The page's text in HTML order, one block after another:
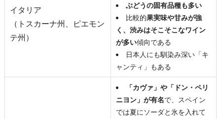
イタリア
（トスカーナ州、ピエモン
テ州）
ぶどうの固有品種も多い
比較的果実味や甘みが強
く、渋みはそこそこなワイン
が多い傾向である
日本人にも馴染み深い「キ
ャンティ」もある
「カヴァ」や「ドン・ペリ
ニヨン」が有名で、スペイン
では夏にソーダと氷を入れて